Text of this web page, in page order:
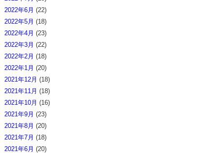
2022年6月 (22)
2022年5月 (18)
2022年4月 (23)
2022年3月 (22)
2022年2月 (18)
2022年1月 (20)
2021年12月 (18)
2021年11月 (18)
2021年10月 (16)
2021年9月 (23)
2021年8月 (20)
2021年7月 (18)
2021年6月 (20)